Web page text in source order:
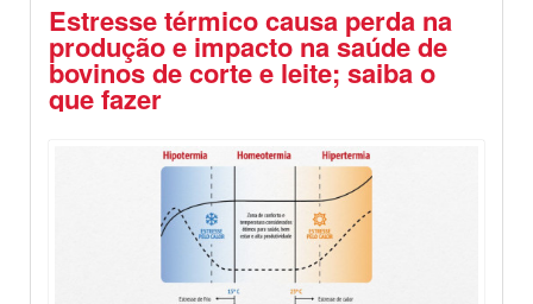
Estresse térmico causa perda na
produção e impacto na saúde de
bovinos de corte e leite; saiba o
que fazer